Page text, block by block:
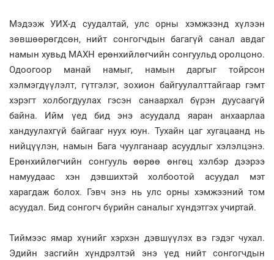
Мэдээж УИХ-д суудалтай, улс орны хэмжээнд хүлээн
зөвшөөрөгдсөн, нийт сонгогчдын багагүй санал авдаг
намын хувьд МАХН ерөнхийлөгчийн сонгуульд оролцоно.
Одоогоор манай намыг, намын даргыг тойрсон
хэлмэгдүүлэлт, гүтгэлэг, зохион байгуулалттайгаар гэмт
хэрэгт холбогдуулах гэсэн санаархал бүрэн дуусаагүй
байна. Ийм үед бид энэ асуудалд яаран анхаарлаа
хандуулахгүй байгааг нуух юун. Тухайн цаг хугацаанд нь
нийцүүлэн, намын Бага чуулганаар асуудлыг хэлэлцэнэ.
Ерөнхийлөгчийн сонгууль өөрөө өнгөц хэлбэр дээрээ
намуудаас хэн дэвшихтэй холбоотой асуудал мэт
харагдаж болох. Гэвч энэ нь улс орны хэмжээний том
асуудал. Бид сонгогч бүрийн саналыг хүндэтгэх учиртай.
Тиймээс ямар хүнийг хэрхэн дэвшүүлэх вэ гэдэг чухал.
Эдийн засгийн хүндрэлтэй энэ үед нийт сонгогчдын